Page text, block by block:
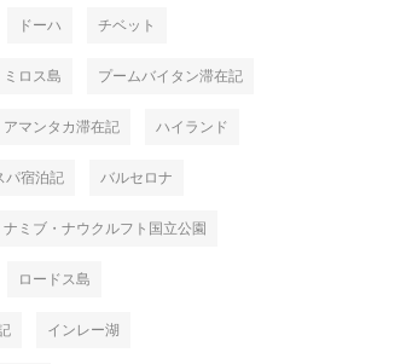
ドーハ チベット
ミロス島 プームバイタン滞在記
アマンタカ滞在記 ハイランド
パ宿泊記 バルセロナ
ナミブ・ナウクルフト国立公園
ロードス島
インレー湖